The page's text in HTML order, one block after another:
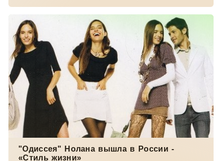
"Одиссея" Нолана вышла в России -
«Стиль жизни»